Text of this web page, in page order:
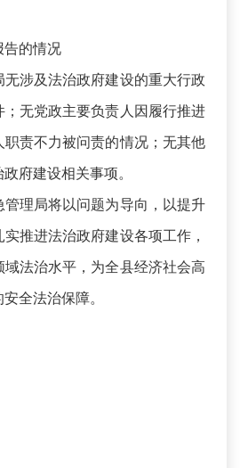
的情况
涉及法治政府建设的重大行政
无党政主要负责人因履行推进
责不力被问责的情况；无其他
府建设相关事项。
理局将以问题为导向，以提升
推进法治政府建设各项工作，
法治水平，为全县经济社会高
全法治保障。